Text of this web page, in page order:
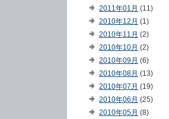
2011年01月 (11)
2010年12月 (1)
2010年11月 (2)
2010年10月 (2)
2010年09月 (6)
2010年08月 (13)
2010年07月 (19)
2010年06月 (25)
2010年05月 (8)